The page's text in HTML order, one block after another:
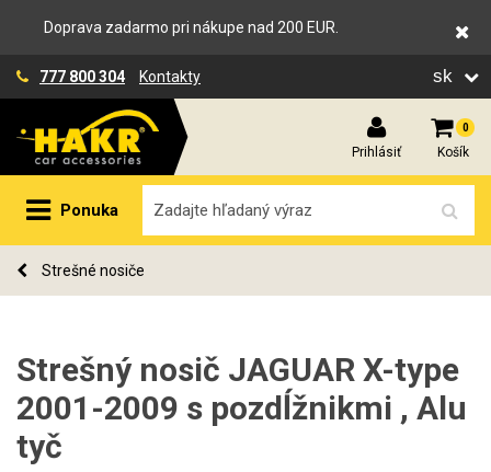
Doprava zadarmo pri nákupe nad 200 EUR.
777 800 304 Kontakty sk
Prihlásiť
0
Košík
Ponuka
Strešné nosiče
Strešný nosič JAGUAR X-type
2001-2009 s pozdĺžnikmi , Alu
tyč